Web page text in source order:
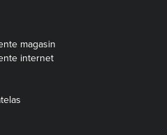
magasin
internet